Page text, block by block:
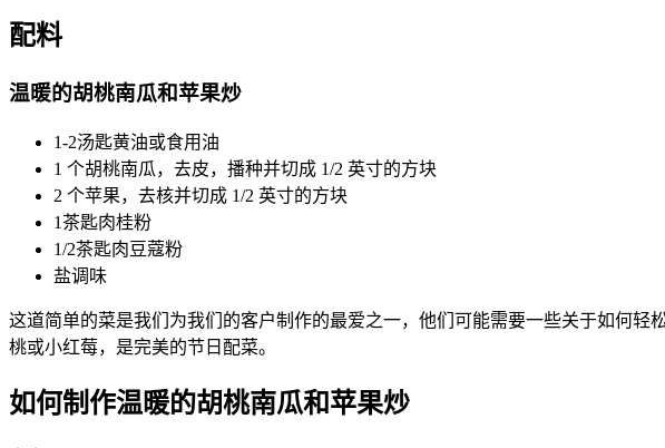
配料
温暖的胡桃南瓜和苹果炒
1-2汤匙黄油或食用油
1 个胡桃南瓜，去皮，播种并切成 1/2 英寸的方块
2 个苹果，去核并切成 1/2 英寸的方块
1茶匙肉桂粉
1/2茶匙肉豆蔻粉
盐调味
这道简单的菜是我们为我们的客户制作的最爱之一，他们可能需要一些关于如何
桃或小红莓，是完美的节日配菜。
如何制作温暖的胡桃南瓜和苹果炒